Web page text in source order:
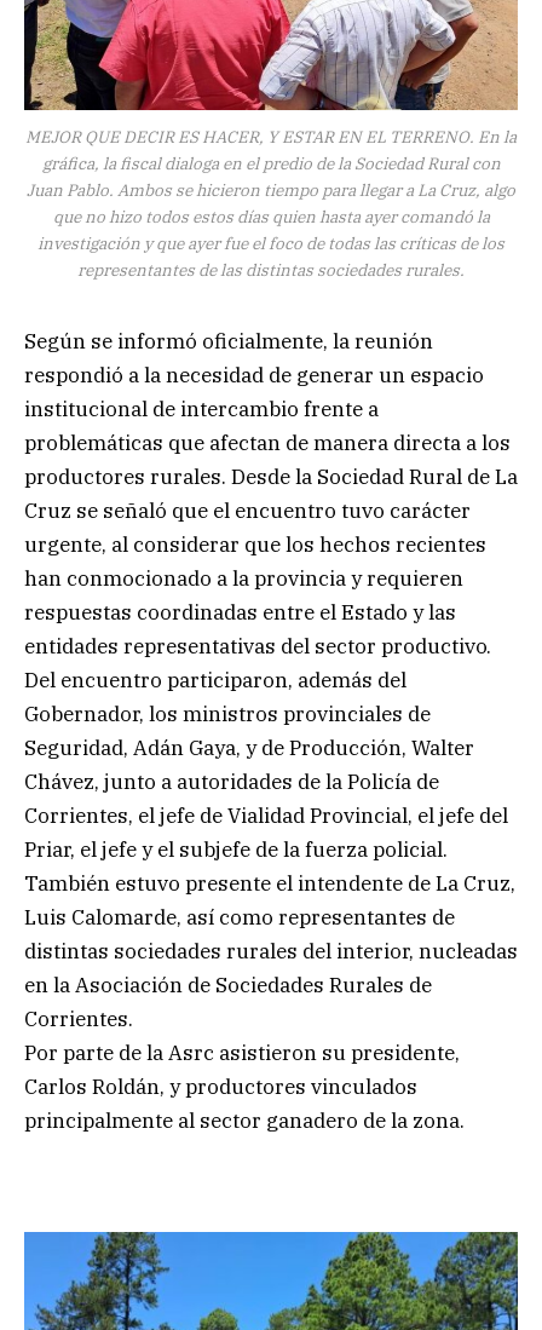
MEJOR QUE DECIR ES HACER, Y ESTAR EN EL TERRENO. En la
gráfica, la fiscal dialoga en el predio de la Sociedad Rural con
Juan Pablo. Ambos se hicieron tiempo para llegar a La Cruz, algo
que no hizo todos estos días quien hasta ayer comandó la
investigación y que ayer fue el foco de todas las críticas de los
representantes de las distintas sociedades rurales.
Según se informó oficialmente, la reunión
respondió a la necesidad de generar un espacio
institucional de intercambio frente a
problemáticas que afectan de manera directa a los
productores rurales. Desde la Sociedad Rural de La
Cruz se señaló que el encuentro tuvo carácter
urgente, al considerar que los hechos recientes
han conmocionado a la provincia y requieren
respuestas coordinadas entre el Estado y las
entidades representativas del sector productivo.
Del encuentro participaron, además del
Gobernador, los ministros provinciales de
Seguridad, Adán Gaya, y de Producción, Walter
Chávez, junto a autoridades de la Policía de
Corrientes, el jefe de Vialidad Provincial, el jefe del
Priar, el jefe y el subjefe de la fuerza policial.
También estuvo presente el intendente de La Cruz,
Luis Calomarde, así como representantes de
distintas sociedades rurales del interior, nucleadas
en la Asociación de Sociedades Rurales de
Corrientes.
Por parte de la Asrc asistieron su presidente,
Carlos Roldán, y productores vinculados
principalmente al sector ganadero de la zona.